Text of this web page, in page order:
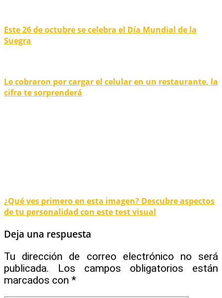
Este 26 de octubre se celebra el Día Mundial de la
Suegra
Le cobraron por cargar el celular en un restaurante, la
cifra te sorprenderá
¿Qué ves primero en esta imagen? Descubre aspectos
de tu personalidad con este test visual
Deja una respuesta
Tu dirección de correo electrónico no será
publicada.
Los campos obligatorios están
marcados con *